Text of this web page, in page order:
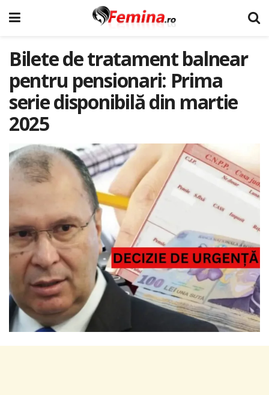
Bilete de tratament balnear
pentru pensionari: Prima
serie disponibilă din martie
2025